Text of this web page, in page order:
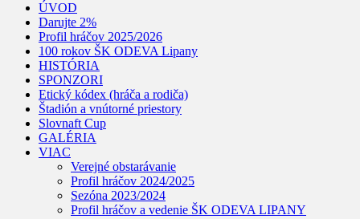
ÚVOD
Darujte 2%
Profil hráčov 2025/2026
100 rokov ŠK ODEVA Lipany
HISTÓRIA
SPONZORI
Etický kódex (hráča a rodiča)
Štadión a vnútorné priestory
Slovnaft Cup
GALÉRIA
VIAC
Verejné obstarávanie
Profil hráčov 2024/2025
Sezóna 2023/2024
Profil hráčov a vedenie ŠK ODEVA LIPANY